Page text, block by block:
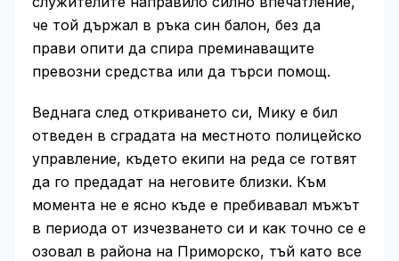
че той държал в ръка син балон, без да
прави опити да спира преминаващите
превозни средства или да търси помощ.
Веднага след откриването си, Мику е бил
отведен в сградата на местното полицейско
управление, където екипи на реда се готвят
да го предадат на неговите близки. Към
момента не е ясно къде е пребивавал мъжът
в периода от изчезването си и как точно се е
озовал в района на Приморско, тъй като все